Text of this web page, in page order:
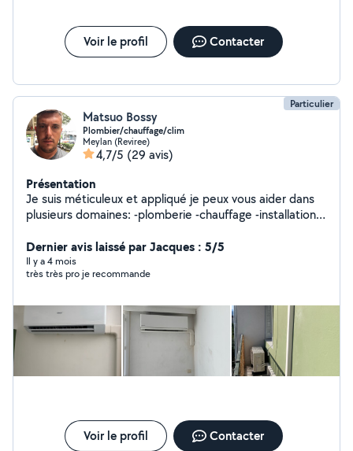
Voir le profil Contacter
Particulier
Matsuo Bossy
Plombier/chauffage/clim
Meylan (Reviree)
4,7/5 (29 avis)
Présentation
Je suis méticuleux et appliqué je peux vous aider dans
plusieurs domaines: -plomberie -chauffage -installation
petit bricolage !
Dernier avis laissé par Jacques : 5/5
Il y a 4 mois
très très pro je recommande
Voir le profil Contacter